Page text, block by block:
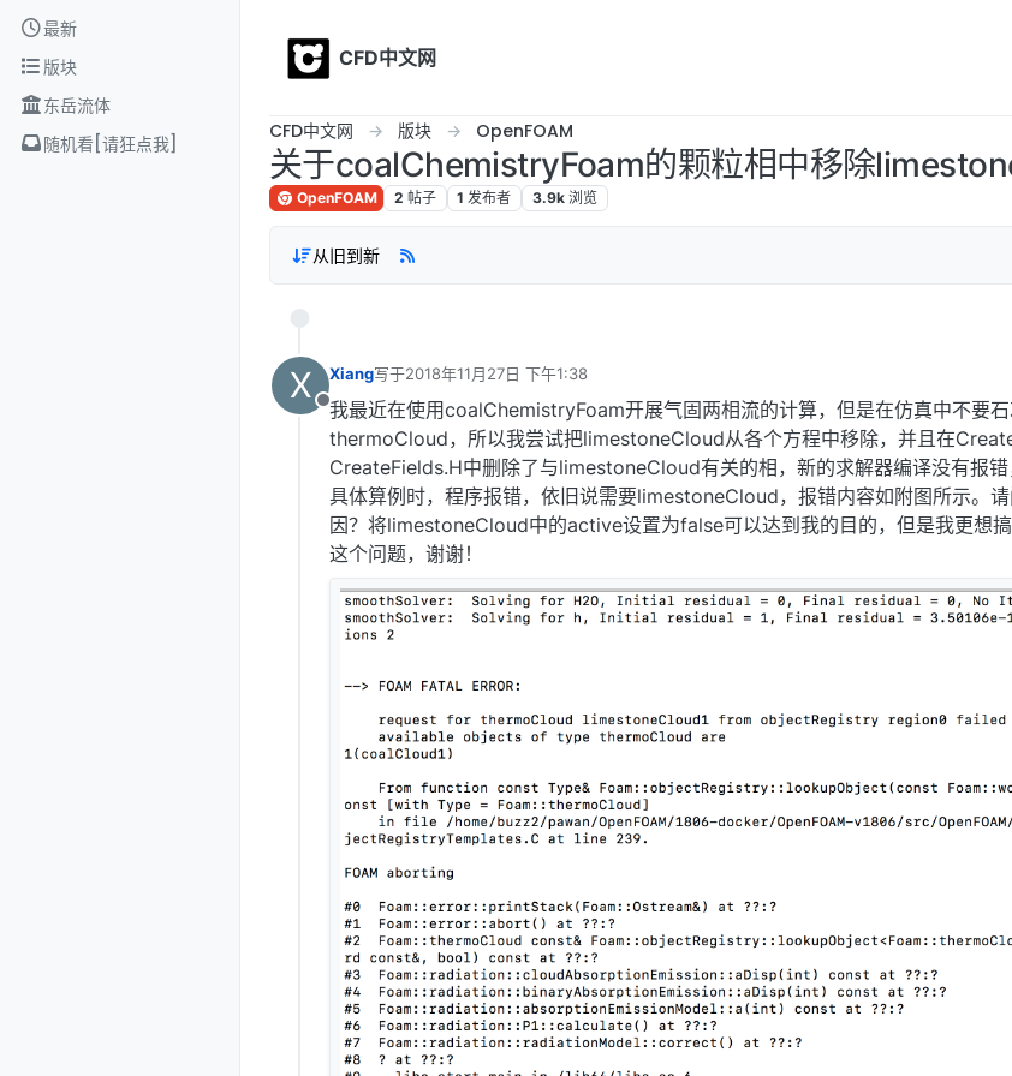
Skip to content
最新
版块
东岳流体
随机看[请狂点我]
CFD中文网
CFD中文网 版块 OpenFOAM
关于coalChemistryFoam的颗粒相中移除
OpenFOAM 2 帖子 1 发布者 3.9k 浏览
从旧到新
X
离线
Xiang写于2018年11月27日 下午1:38
最后由 编辑
我最近在使用coalChemistryFoam开展气固两相流的计算，但是在仿真中不要
thermoCloud，所以我尝试把limestoneCloud从各个方程中移除，并且在
CreateFields.H中删除了与limestoneCloud有关的相，新的求解器编译没有报
具体算例时，程序报错，依旧说需要limestoneCloud，报错内容如附图所示。
因？将limestoneCloud中的active设置为false可以达到我的目的，但是我更想
这个问题，谢谢！